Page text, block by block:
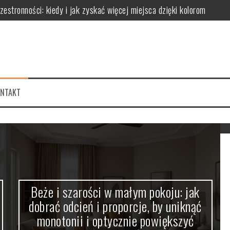
kiedy i jak zyskać więcej miejsca dzięki kolorom
modelować przestrzeń i tworzyć nastrój
światła wpływa na optyczne powiększenie pomieszczeń i
aranżację unikając efektu monotoni i chaosu
Beże i szarości w małym pokoju: jak
dobrać odcień i proporcje, by uniknąć
monotonii i optycznie powiększyć